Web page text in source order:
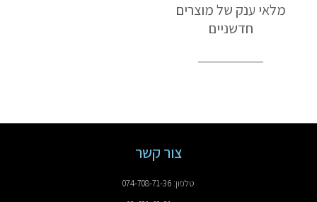
מלאי ענק של מוצרים
חדשניים
צור קשר
טלפון: 074-708-71-36